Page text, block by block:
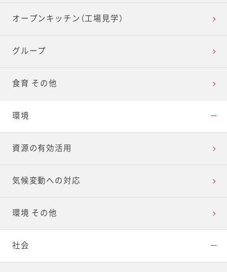
オープンキッチン（工場見学）
グループ
食育 その他
環境
資源の有効活用
気候変動への対応
環境 その他
社会